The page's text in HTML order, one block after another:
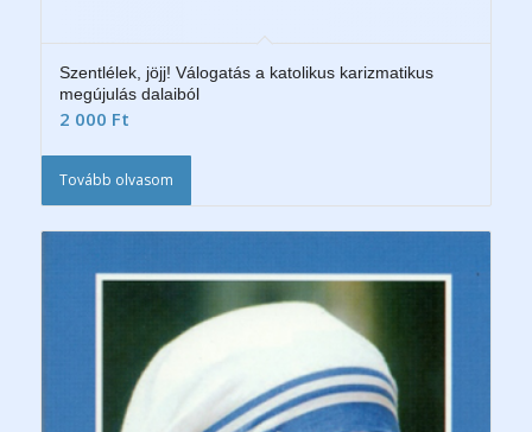
Szentlélek, jöjj! Válogatás a katolikus karizmatikus
megújulás dalaiból
2 000 Ft
Tovább olvasom